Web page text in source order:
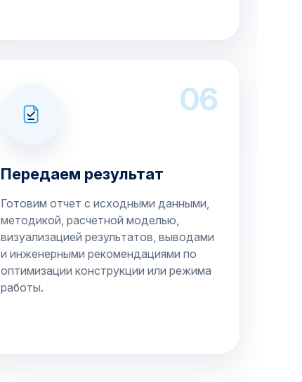
06
Передаем результат
Готовим отчет с исходными данными,
методикой, расчетной моделью,
визуализацией результатов, выводами
и инженерными рекомендациями по
оптимизации конструкции или режима
работы.